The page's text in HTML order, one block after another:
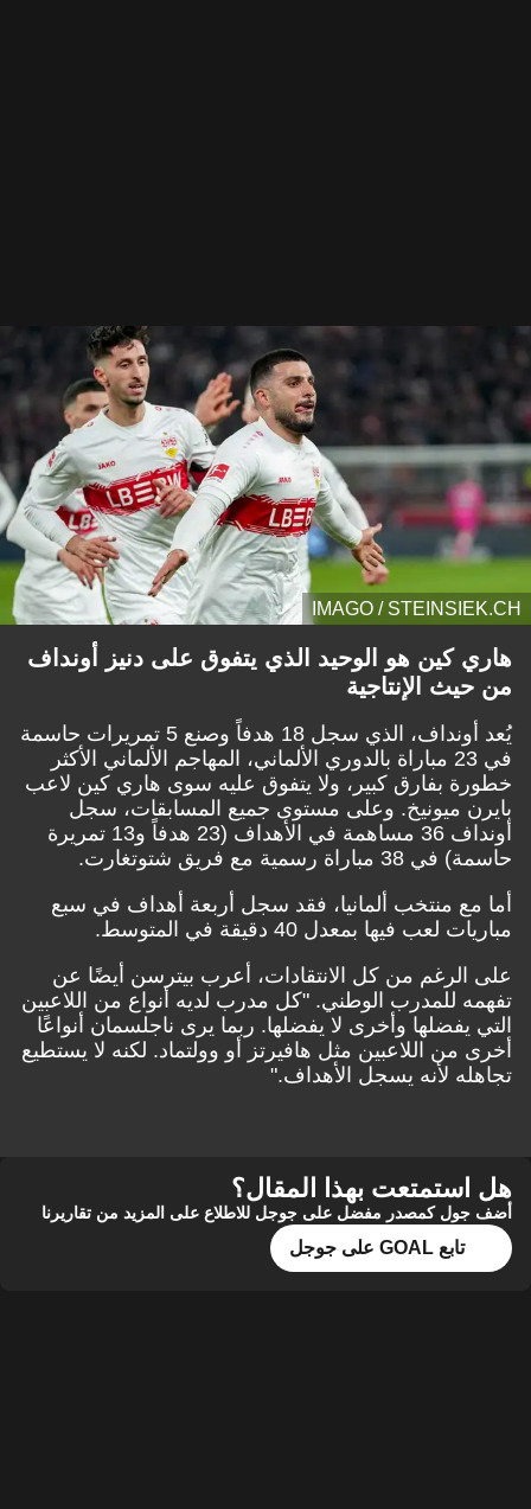
IMAGO / STEINSIEK.CH
هاري كين هو الوحيد الذي يتفوق على دنيز أونداف
من حيث الإنتاجية
يُعد أونداف، الذي سجل 18 هدفاً وصنع 5 تمريرات حاسمة
في 23 مباراة بالدوري الألماني، المهاجم الألماني الأكثر
خطورة بفارق كبير، ولا يتفوق عليه سوى هاري كين لاعب
بايرن ميونيخ. وعلى مستوى جميع المسابقات، سجل
أونداف 36 مساهمة في الأهداف (23 هدفاً و13 تمريرة
حاسمة) في 38 مباراة رسمية مع فريق شتوتغارت.
أما مع منتخب ألمانيا، فقد سجل أربعة أهداف في سبع
مباريات لعب فيها بمعدل 40 دقيقة في المتوسط.
على الرغم من كل الانتقادات، أعرب بيترسن أيضًا عن
تفهمه للمدرب الوطني. "كل مدرب لديه أنواع من اللاعبين
التي يفضلها وأخرى لا يفضلها. ربما يرى ناجلسمان أنواعًا
أخرى من اللاعبين مثل هافيرتز أو وولتماد. لكنه لا يستطيع
تجاهله لأنه يسجل الأهداف."
هل استمتعت بهذا المقال؟
أضف جول كمصدر مفضل على جوجل للاطلاع على المزيد من تقاريرنا
تابع GOAL على جوجل